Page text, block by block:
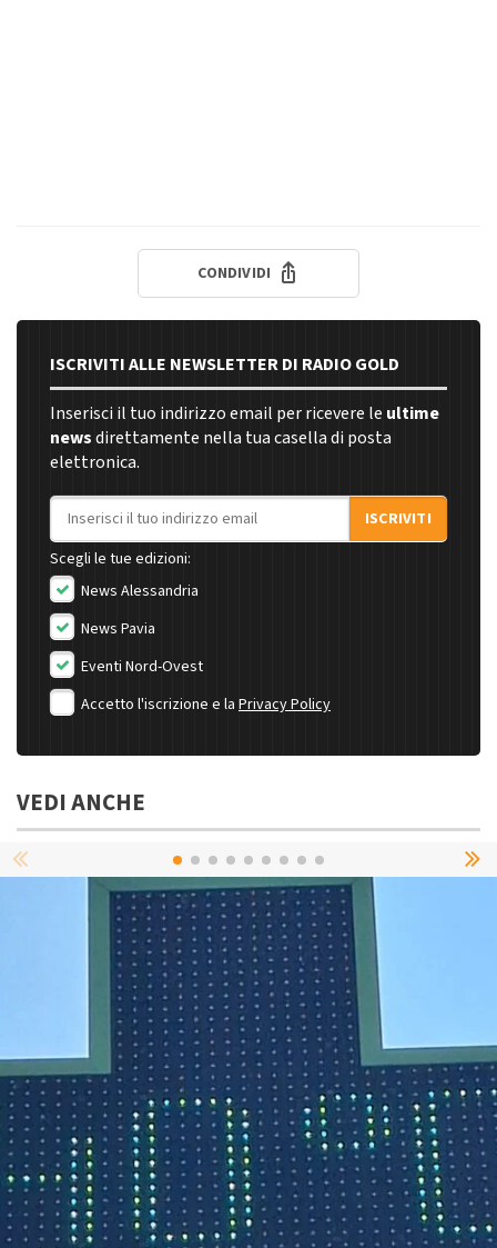
CONDIVIDI
ISCRIVITI ALLE NEWSLETTER DI RADIO GOLD
Inserisci il tuo indirizzo email per ricevere le ultime
newsdirettamente nella tua casella di posta
elettronica.
Indirizzo email
ISCRIVITI
Scegli le tue edizioni:
News Alessandria
News Pavia
Eventi Nord-Ovest
Accetto l'iscrizione e la Privacy Policy
VEDI ANCHE